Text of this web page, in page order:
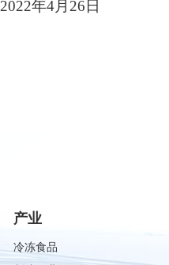
2022年4月 26 日
产业
冷冻食品